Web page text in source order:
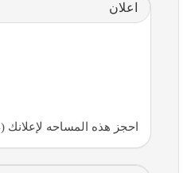
اعلان
احجز هذه المساحه لإعلانك (ad4)